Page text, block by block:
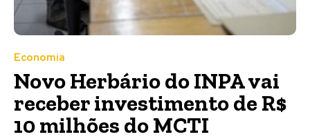
Economia
Novo Herbário do INPA vai
receber investimento de R$
10 milhões do MCTI